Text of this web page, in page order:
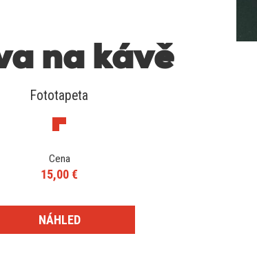
na kávě
Fototapeta
Cena
15,00 €
NÁHLED